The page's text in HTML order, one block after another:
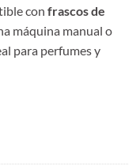
con frascos de
máquina manual o
para perfumes y